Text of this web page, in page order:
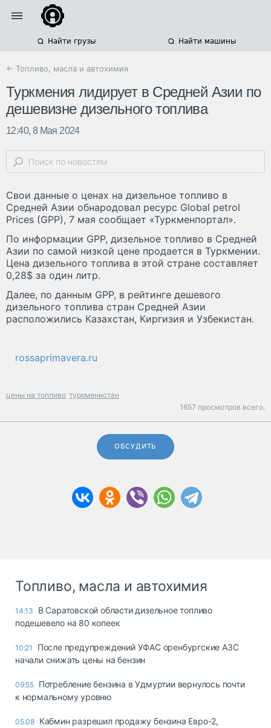
Найти грузы Найти машины
← Топливо, масла и автохимия
Туркмения лидирует в Средней Азии по
дешевизне дизельного топлива
12:40, 8 Мая 2024
Свои данные о ценах на дизельное топливо в
Средней Азии обнародовал ресурс Global petrol
Prices (GPP), 7 мая сообщает «Туркменпортал».
По информации GPP, дизельное топливо в Средней
Азии по самой низкой цене продается в Туркмении.
Цена дизельного топлива в этой стране составляет
0,28$ за один литр.
Далее, по данным GPP, в рейтинге дешевого
дизельного топлива стран Средней Азии
расположились Казахстан, Киргизия и Узбекистан.
rossaprimavera.ru
цены на топливо туркменистан
1657 просмотров всего.
ОБСУДИТЬ
Топливо, масла и автохимия
14:13
В Саратовской области дизельное топливо
подешевело на 80 копеек
10:21
После предупреждений УФАС оренбургские АЗС
начали снижать цены на бензин
09:55 Потребление бензина в Удмуртии вернулось почти
к нормальному уровню
05.08 Кабмин разрешил продажу бензина Евро-2,